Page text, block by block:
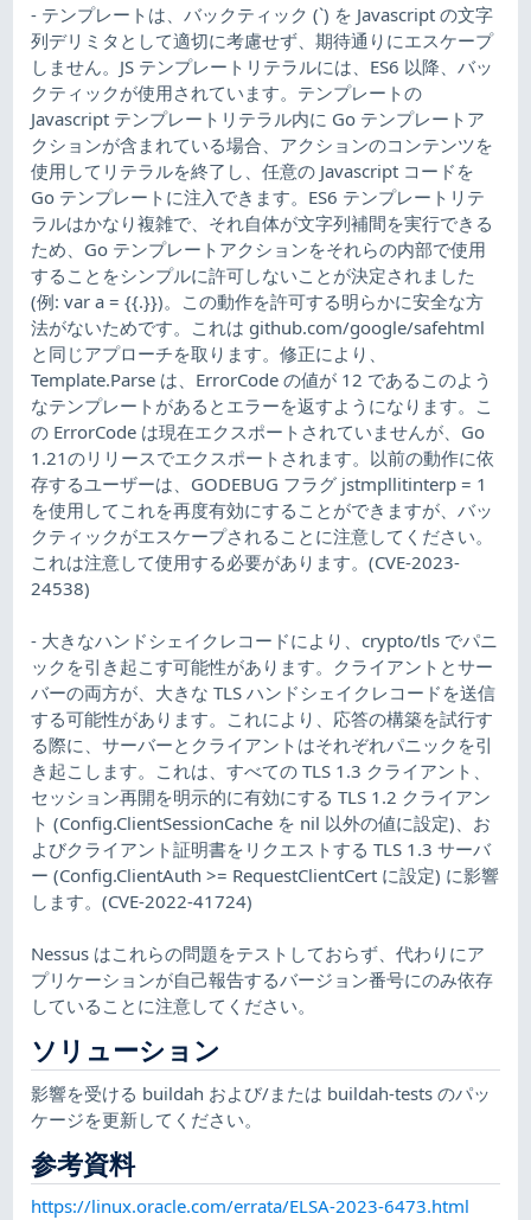
- テンプレートは、バックティック (`) を Javascript の文字
列デリミタとして適切に考慮せず、期待通りにエスケープ
しません。JS テンプレートリテラルには、ES6 以降、バッ
クティックが使用されています。テンプレートの
Javascript テンプレートリテラル内に Go テンプレートア
クションが含まれている場合、アクションのコンテンツを
使用してリテラルを終了し、任意の Javascript コードを
Go テンプレートに注入できます。ES6 テンプレートリテ
ラルはかなり複雑で、それ自体が文字列補間を実行できる
ため、Go テンプレートアクションをそれらの内部で使用
することをシンプルに許可しないことが決定されました
(例: var a = {{.}})。この動作を許可する明らかに安全な方
法がないためです。これは github.com/google/safehtml
と同じアプローチを取ります。修正により、
Template.Parse は、ErrorCode の値が 12 であるこのよう
なテンプレートがあるとエラーを返すようになります。こ
の ErrorCode は現在エクスポートされていませんが、Go
1.21のリリースでエクスポートされます。以前の動作に依
存するユーザーは、GODEBUG フラグ jstmpllitinterp = 1
を使用してこれを再度有効にすることができますが、バッ
クティックがエスケープされることに注意してください。
これは注意して使用する必要があります。(CVE-2023-
24538)
- 大きなハンドシェイクレコードにより、crypto/tls でパニ
ックを引き起こす可能性があります。クライアントとサー
バーの両方が、大きな TLS ハンドシェイクレコードを送信
する可能性があります。これにより、応答の構築を試行す
る際に、サーバーとクライアントはそれぞれパニックを引
き起こします。これは、すべての TLS 1.3 クライアント、
セッション再開を明示的に有効にする TLS 1.2 クライアン
ト (Config.ClientSessionCache を nil 以外の値に設定)、お
よびクライアント証明書をリクエストする TLS 1.3 サーバ
ー (Config.ClientAuth >= RequestClientCert に設定) に影響
します。(CVE-2022-41724)
Nessus はこれらの問題をテストしておらず、代わりにア
プリケーションが自己報告するバージョン番号にのみ依存
していることに注意してください。
ソリューション
影響を受ける buildah および/または buildah-tests のパッ
ケージを更新してください。
参考資料
https://linux.oracle.com/errata/ELSA-2023-6473.html